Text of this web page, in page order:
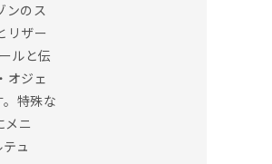
ンのス
リザー
ルと伝
オジェ
特殊な
メニ
ュ